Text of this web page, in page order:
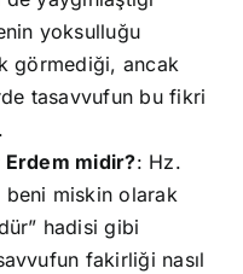
yoksulluğu
görmediği, ancak
tasavvufun bu fikri
midir?: Hz.
beni miskin olarak
hadisi gibi
fakirliği nasıl